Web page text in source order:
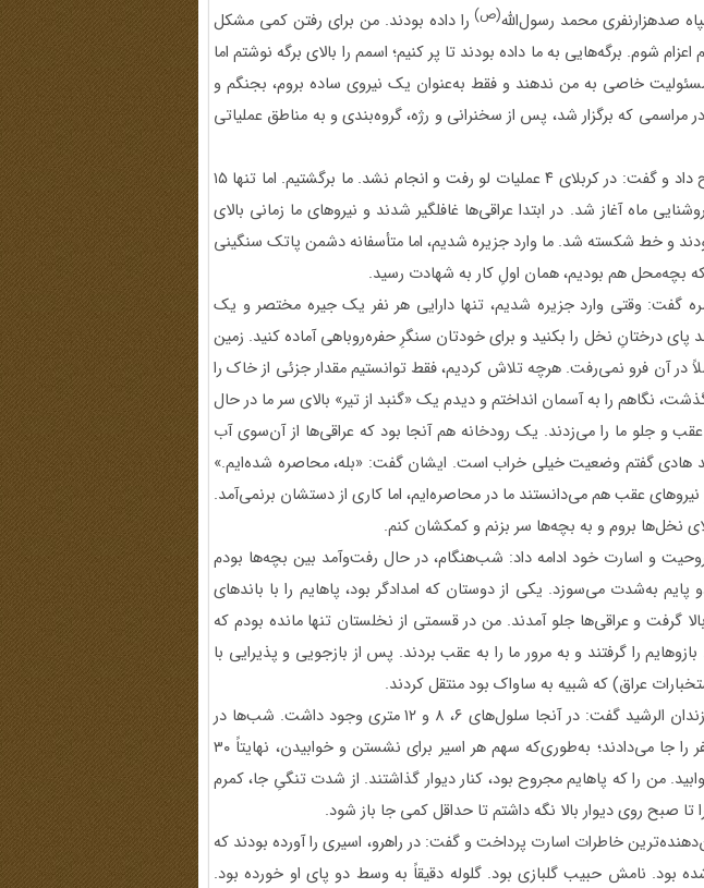
صدهزارنفری محمد رسول‌الله(ص) را داده بودند. من برای رفتن کمی مشکل
شوم. برگه‌هایی به ما داده بودند تا پر کنیم؛ اسمم را بالای برگه نوشتم اما
خاصی به من ندهند و فقط به‌عنوان یک نیروی ساده بروم، بجنگم و
مراسمی که برگزار شد، پس از سخنرانی و رژه، گروه‌بندی و به مناطق عملیاتی
وی درباره شب عملیات توضیح داد و گفت: در کربلای ۴ عملیات لو رفت و انجام نشد. ما برگشتیم. اما تنها ۱۵
عملیات کربلای ۵ در روشنایی ماه آغاز شد. در ابتدا عراقی‌ها غافلگیر شدند و نیروهای ما زمانی بالای
و خط شکسته شد. ما وارد جزیره شدیم، اما متأسفانه دشمن پاتک سنگینی
بچه‌محل هم بودیم، همان اولِ کار به شهادت رسید.
گفت: وقتی وارد جزیره شدیم، تنها دارایی هر نفر یک جیره مختصر و یک
پای درختانِ نخل را بکنید و برای خودتان سنگرِ حفره‌روباهی آماده کنید. زمین
در آن فرو نمی‌رفت. هرچه تلاش کردیم، فقط توانستیم مقدار جزئی از خاک را
نگاهم را به آسمان انداختم و دیدم یک «گنبد از تیر» بالای سر ما در حال
و جلو ما را می‌زدند. یک رودخانه هم آنجا بود که عراقی‌ها از آن‌سوی آب
هادی گفتم وضعیت خیلی خراب است. ایشان گفت: «بله، محاصره شده‌ایم.»
عقب هم می‌دانستند ما در محاصره‌ایم، اما کاری از دستشان برنمی‌آمد.
نخل‌ها بروم و به بچه‌ها سر بزنم و کمکشان کنم.
و اسارت خود ادامه داد: شب‌هنگام، در حال رفت‌وآمد بین بچه‌ها بودم
به‌شدت می‌سوزد. یکی از دوستان که امدادگر بود، پاهایم را با باندهای
گرفت و عراقی‌ها جلو آمدند. من در قسمتی از نخلستان تنها مانده بودم که
را گرفتند و به مرور ما را به عقب بردند. پس از بازجویی و پذیرایی با
عراق) که شبیه به ساواک بود منتقل کردند.
او در توصیف شرایط هولناک زندان الرشید گفت: در آنجا سلول‌های ۶، ۸ و ۱۲ متری وجود داشت. شب‌ها در
هر سلول، بیش از ۴۰ تا ۴۵ نفر را جا می‌دادند؛ به‌طوری‌که سهم هر اسیر برای نشستن و خوابیدن، نهایتاً ۳۰
من را که پاهایم مجروح بود، کنار دیوار گذاشتند. از شدت تنگیِ جا، کمرم
تا صبح روی دیوار بالا نگه داشتم تا حداقل کمی جا باز شود.
خاطرات اسارت پرداخت و گفت: در راهرو، اسیری را آورده بودند که
۴ مجروح شده بود. نامش حبیب گلبازی بود. گلوله دقیقاً به وسط دو پای او خورده بود.